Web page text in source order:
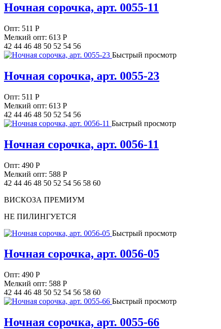
Ночная сорочка, арт. 0055-11
Опт: 511 Р
Мелкий опт: 613 Р
42 44 46 48 50 52 54 56
Быстрый просмотр
Ночная сорочка, арт. 0055-23
Опт: 511 Р
Мелкий опт: 613 Р
42 44 46 48 50 52 54 56
Быстрый просмотр
Ночная сорочка, арт. 0056-11
Опт: 490 Р
Мелкий опт: 588 Р
42 44 46 48 50 52 54 56 58 60
ВИСКОЗА ПРЕМИУМ
НЕ ПИЛИНГУЕТСЯ
Быстрый просмотр
Ночная сорочка, арт. 0056-05
Опт: 490 Р
Мелкий опт: 588 Р
42 44 46 48 50 52 54 56 58 60
Быстрый просмотр
Ночная сорочка, арт. 0055-66